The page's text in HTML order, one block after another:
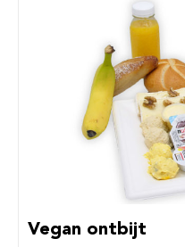
Vegan ontbijt